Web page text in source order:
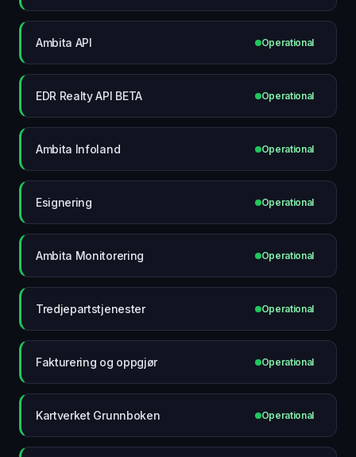
Ambita API Operational
EDR Realty API BETA Operational
Ambita Infoland Operational
Esignering Operational
Ambita Monitorering Operational
Tredjepartstjenester Operational
Fakturering og oppgjør Operational
Kartverket Grunnboken Operational